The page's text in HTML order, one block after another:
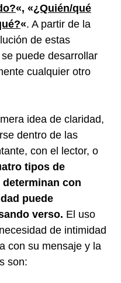
«, «¿Quién/qué
«. A partir de la
de estas
puede desarrollar
cualquier otro
idea de claridad,
dentro de las
con el lector, o
tipos de
con
puede
verso. El uso
de intimidad
con su mensaje y la
son: